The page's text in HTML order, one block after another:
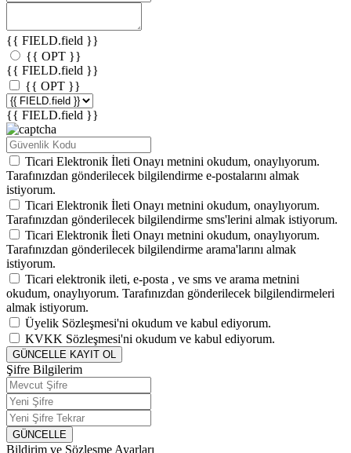
{{ FIELD.field }}
{{ OPT }}
{{ FIELD.field }}
{{ OPT }}
{{ FIELD.field }}
Ticari Elektronik İleti Onayı metnini okudum, onaylıyorum.
Tarafınızdan gönderilecek bilgilendirme e-postalarını almak
istiyorum.
Ticari Elektronik İleti Onayı metnini okudum, onaylıyorum.
Tarafınızdan gönderilecek bilgilendirme sms'lerini almak istiyorum.
Ticari Elektronik İleti Onayı metnini okudum, onaylıyorum.
Tarafınızdan gönderilecek bilgilendirme arama'larını almak
istiyorum.
Ticari elektronik ileti, e-posta , ve sms ve arama metnini
okudum, onaylıyorum. Tarafınızdan gönderilecek bilgilendirmeleri
almak istiyorum.
Üyelik Sözleşmesi'ni okudum ve kabul ediyorum.
KVKK Sözleşmesi'ni okudum ve kabul ediyorum.
GÜNCELLE KAYIT OL
Şifre Bilgilerim
GÜNCELLE
Bildirim ve Sözleşme Ayarları